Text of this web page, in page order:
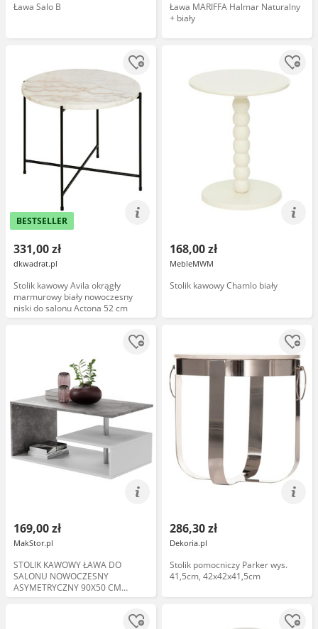
Ława Salo B
Ława MARIFFA Halmar Naturalny
+ biały
BESTSELLER
331,00 zł
dkwadrat.pl
Stolik kawowy Avila okrągły
marmurowy biały nowoczesny
niski do salonu Actona 52 cm
168,00 zł
MebleMWM
Stolik kawowy Chamlo biały
169,00 zł
MakStor.pl
STOLIK KAWOWY ŁAWA DO
SALONU NOWOCZESNY
ASYMETRYCZNY 90X50 CM
BIAŁY+BETON
286,30 zł
Dekoria.pl
Stolik pomocniczy Parker wys.
41,5cm, 42x42x41,5cm